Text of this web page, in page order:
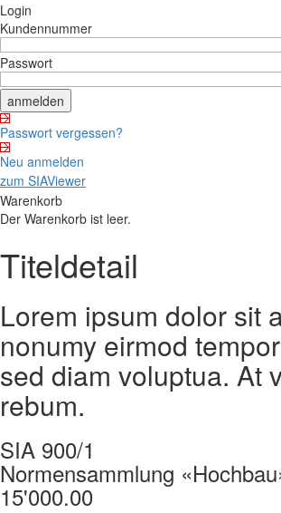
Login
Kundennummer
Passwort
Passwort vergessen?
Neu anmelden
zum SIAViewer
Warenkorb
Der Warenkorb ist leer.
Titeldetail
Lorem ipsum dolor sit
nonumy eirmod
sed diam voluptua. At
rebum.
SIA 900/1
Normensammlung
15'000.00